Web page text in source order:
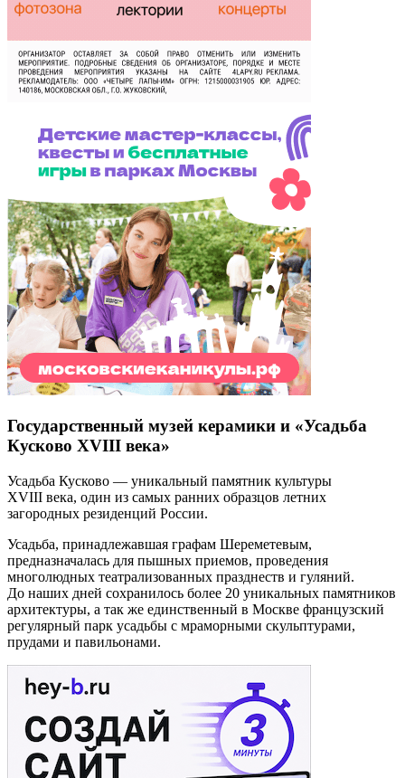
Государственный музей керамики и «Усадьба
Кусково XVIII века»
Усадьба Кусково — уникальный памятник культуры
XVIII века, один из самых ранних образцов летних
загородных резиденций России.
Усадьба, принадлежавшая графам Шереметевым,
предназначалась для пышных приемов, проведения
многолюдных театрализованных празднеств и гуляний.
До наших дней сохранилось более 20 уникальных памятников
архитектуры, а так же единственный в Москве французский
регулярный парк усадьбы с мраморными скульптурами,
прудами и павильонами.